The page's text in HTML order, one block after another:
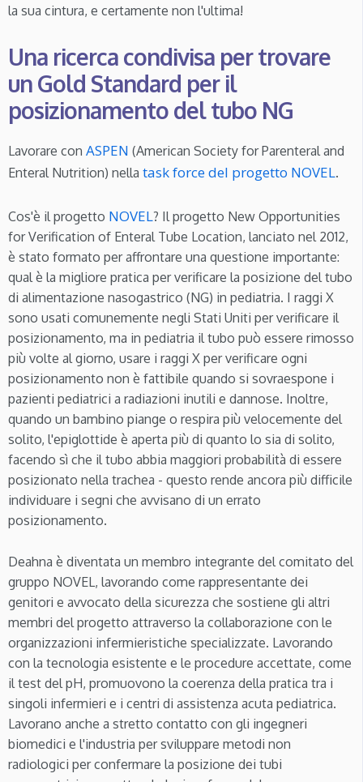
la sua cintura, e certamente non l'ultima!
Una ricerca condivisa per trovare
un Gold Standard per il
posizionamento del tubo NG
Lavorare con ASPEN (American Society for Parenteral and
Enteral Nutrition) nella task force del progetto NOVEL.
Cos'è il progetto NOVEL? Il progetto New Opportunities
for Verification of Enteral Tube Location, lanciato nel 2012,
è stato formato per affrontare una questione importante:
qual è la migliore pratica per verificare la posizione del tubo
di alimentazione nasogastrico (NG) in pediatria. I raggi X
sono usati comunemente negli Stati Uniti per verificare il
posizionamento, ma in pediatria il tubo può essere rimosso
più volte al giorno, usare i raggi X per verificare ogni
posizionamento non è fattibile quando si sovraespone i
pazienti pediatrici a radiazioni inutili e dannose. Inoltre,
quando un bambino piange o respira più velocemente del
solito, l'epiglottide è aperta più di quanto lo sia di solito,
facendo sì che il tubo abbia maggiori probabilità di essere
posizionato nella trachea - questo rende ancora più difficile
individuare i segni che avvisano di un errato
posizionamento.
Deahna è diventata un membro integrante del comitato del
gruppo NOVEL, lavorando come rappresentante dei
genitori e avvocato della sicurezza che sostiene gli altri
membri del progetto attraverso la collaborazione con le
organizzazioni infermieristiche specializzate. Lavorando
con la tecnologia esistente e le procedure accettate, come
il test del pH, promuovono la coerenza della pratica tra i
singoli infermieri e i centri di assistenza acuta pediatrica.
Lavorano anche a stretto contatto con gli ingegneri
biomedici e l'industria per sviluppare metodi non
radiologici per confermare la posizione dei tubi